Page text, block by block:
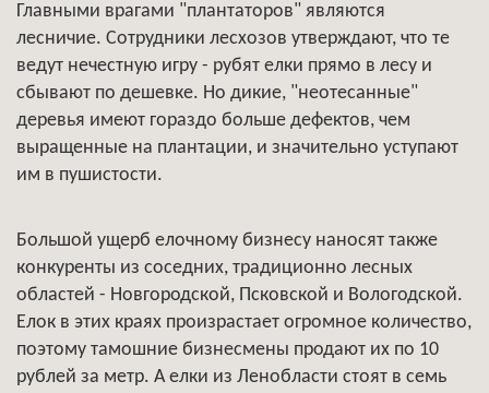
Главными врагами "плантаторов" являются
лесничие. Сотрудники лесхозов утверждают, что те
ведут нечестную игру - рубят елки прямо в лесу и
сбывают по дешевке. Но дикие, "неотесанные"
деревья имеют гораздо больше дефектов, чем
выращенные на плантации, и значительно уступают
им в пушистости.
Большой ущерб елочному бизнесу наносят также
конкуренты из соседних, традиционно лесных
областей - Новгородской, Псковской и Вологодской.
Елок в этих краях произрастает огромное количество,
поэтому тамошние бизнесмены продают их по 10
рублей за метр. А елки из Ленобласти стоят в семь